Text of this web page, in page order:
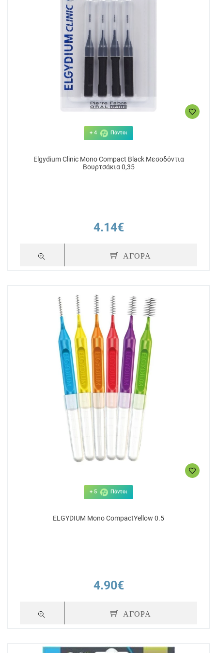
+ 4 Πόντοι
Elgydium Clinic Mono Compact Black Μεσοδόντια
Βουρτσάκια 0,35
4.14€
ΑΓΟΡΑ
+ 5 Πόντοι
ELGYDIUM Mono CompactYellow 0.5
4.90€
ΑΓΟΡΑ